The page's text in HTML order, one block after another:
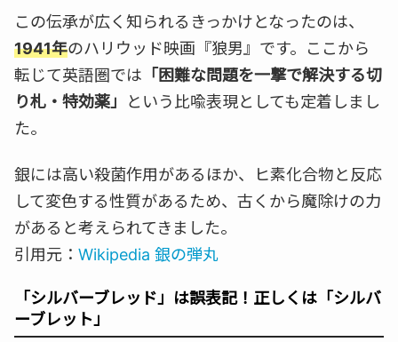
この伝承が広く知られるきっかけとなったのは、
1941年のハリウッド映画『狼男』です。ここから
転じて英語圏では 「困難な問題を一撃で解決する切
り札・特効薬」
という比喩表現としても定着しまし
た。
銀には高い殺菌作用があるほか、ヒ素化合物と反応
して変色する性質があるため、古くから魔除けの力
があると考えられてきました。
引用元： Wikipedia 銀の弾丸
「シルバーブレッド」は誤表記！正しくは「シルバ
ーブレット」